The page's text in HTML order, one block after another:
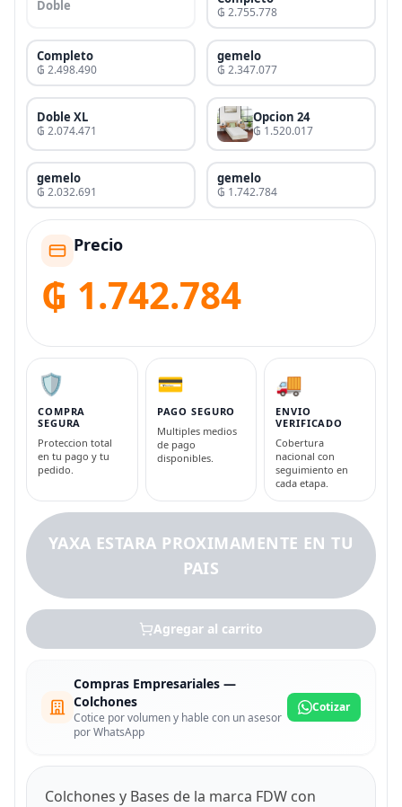
Doble ₲ 2.755.778
Completo
₲ 2.498.490
gemelo
₲ 2.347.077
Doble XL
₲ 2.074.471
Opcion 24
₲ 1.520.017
gemelo
₲ 2.032.691
gemelo
₲ 1.742.784
Precio
₲ 1.742.784
🛡️
COMPRA
SEGURA
Proteccion total
en tu pago y tu
pedido.
💳
PAGO SEGURO
Multiples medios
de pago
disponibles.
🚚
ENVIO
VERIFICADO
Cobertura
nacional con
seguimiento en
cada etapa.
YAXA ESTARA PROXIMAMENTE EN TU
PAIS
Agregar al carrito
Compras Empresariales —
Colchones
Cotice por volumen y hable con un asesor
por WhatsApp
Cotizar
Colchones y Bases de la marca FDW con